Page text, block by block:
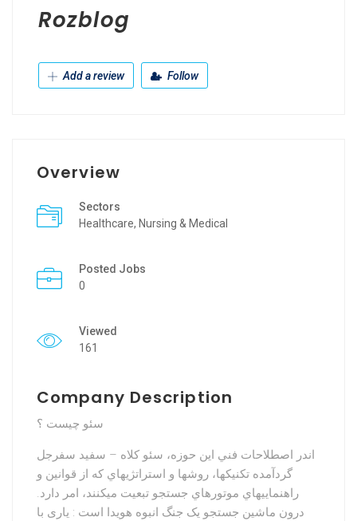
Rozblog
Add a review Follow
Overview
Sectors
Healthcare, Nursing & Medical
Posted Jobs
0
Viewed
161
Company Description
سئو چیست ؟
اندر اصطلاحات فني اين حوزه، سئو کلاه – سفيد سفرجل
گردآمده تکنيکها، روشها و استراتژيهاي که از قوانين و
راهنماييهاي موتورهاي جستجو تبعيت ميکنند، امر دارد.
درون ماشین جستجو یک جنگ انبوه هویدا است : یاری با